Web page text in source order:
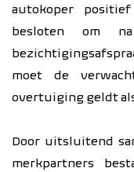
autokoper
besloten om
moet de
overtuiging geldt
Door uitsluitend
merkpartners